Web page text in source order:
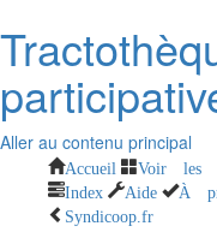
Aller au contenu principal
Accueil Voir les
Index
Aide À
Syndicoop.fr